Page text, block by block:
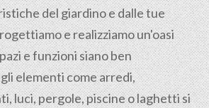
del giardino e dalle tue
e realizziamo un'oasi
e funzioni siano ben
elementi come arredi,
luci, pergole, piscine o laghetti si